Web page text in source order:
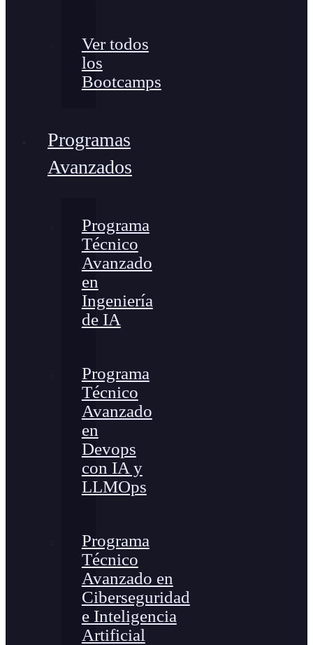
Ver todos
los
Bootcamps
Programas
Avanzados
Programa
Técnico
Avanzado
en
Ingeniería
de IA
Programa
Técnico
Avanzado
en
Devops
con IA y
LLMOps
Programa
Técnico
Avanzado en
Ciberseguridad
e Inteligencia
Artificial